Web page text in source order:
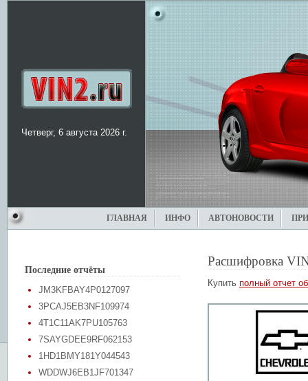
Четверг, 6 августа 2026 г.
ГЛАВНАЯ ИНФО АВТОНОВОСТИ
Последние отчёты
JM3KFBAY4P0127097
3PCAJ5EB3NF109974
4T1C11AK7PU105763
7SAYGDEE9RF062153
1HD1BMY181Y044543
WDDWJ6EB1JF701347
Расшифровка
Купить полный отчет